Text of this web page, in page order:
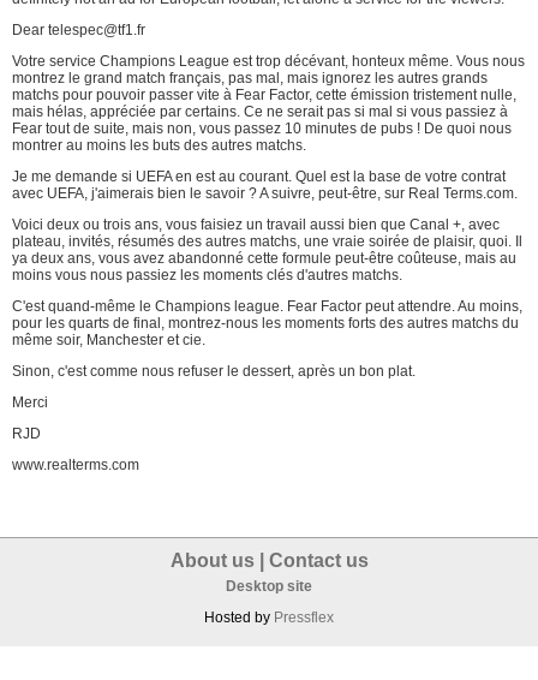
Dear telespec@tf1.fr
Votre service Champions League est trop décévant, honteux même. Vous nous
montrez le grand match français, pas mal, mais ignorez les autres grands
matchs pour pouvoir passer vite à Fear Factor, cette émission tristement nulle,
mais hélas, appréciée par certains. Ce ne serait pas si mal si vous passiez à
Fear tout de suite, mais non, vous passez 10 minutes de pubs ! De quoi nous
montrer au moins les buts des autres matchs.
Je me demande si UEFA en est au courant. Quel est la base de votre contrat
avec UEFA, j'aimerais bien le savoir ? A suivre, peut-être, sur Real Terms.com.
Voici deux ou trois ans, vous faisiez un travail aussi bien que Canal +, avec
plateau, invités, résumés des autres matchs, une vraie soirée de plaisir, quoi. Il
ya deux ans, vous avez abandonné cette formule peut-être coûteuse, mais au
moins vous nous passiez les moments clés d'autres matchs.
C'est quand-même le Champions league. Fear Factor peut attendre. Au moins,
pour les quarts de final, montrez-nous les moments forts des autres matchs du
même soir, Manchester et cie.
Sinon, c'est comme nous refuser le dessert, après un bon plat.
Merci
RJD
www.realterms.com
About us| Contact us
Desktop site
Hosted by Pressflex